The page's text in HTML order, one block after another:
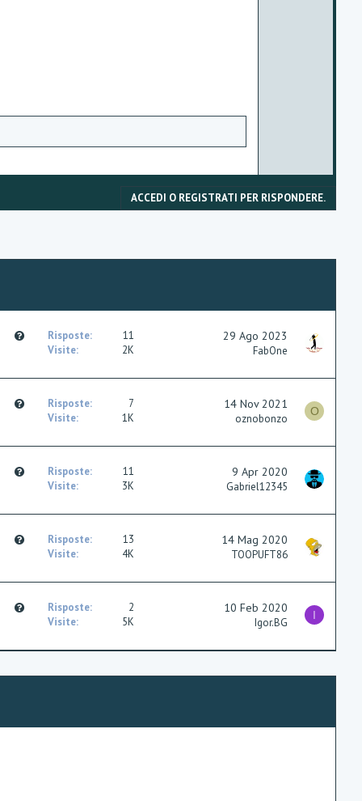
ACCEDI O REGISTRATI PER RISPONDERE.
s
n
Risposte
11
Visite
2K
29 Ago 2023
FabOne
s
n
Risposte
7
Visite
1K
14 Nov 2021
oznobonzo
O
s
n
Risposte
11
Visite
3K
9 Apr 2020
Gabriel12345
s
n
Risposte
13
Visite
4K
14 Mag 2020
TOOPUFT86
s
Risposte
2
Visite
5K
10 Feb 2020
Igor.BG
I